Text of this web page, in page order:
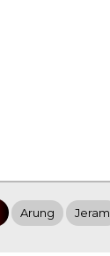
Arung Jeram